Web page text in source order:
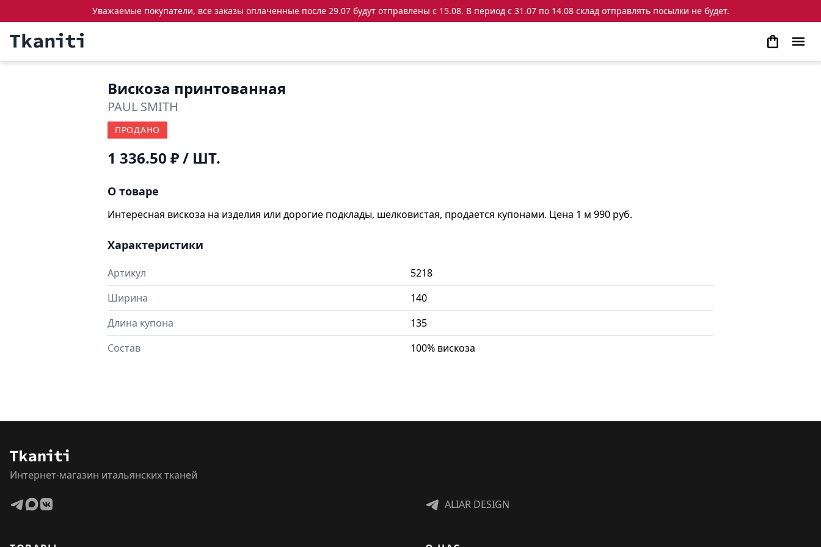
Уважаемые покупатели, все заказы оплаченные после 29.07 будут отправлены с 15.08. В период с 31.07 по 14.08 склад отправлять посылки не будет.
Вискоза принтованная
PAUL SMITH
ПРОДАНО
1 336.50 ₽/ ШТ.
О товаре
Интересная вискоза на изделия или дорогие подклады, шелковистая, продается купонами. Цена 1 м 990 руб.
Характеристики
Артикул
5218
Ширина
140
Длина купона
135
Состав
100% вискоза
Интернет-магазин итальянских тканей
ALIAR DESIGN